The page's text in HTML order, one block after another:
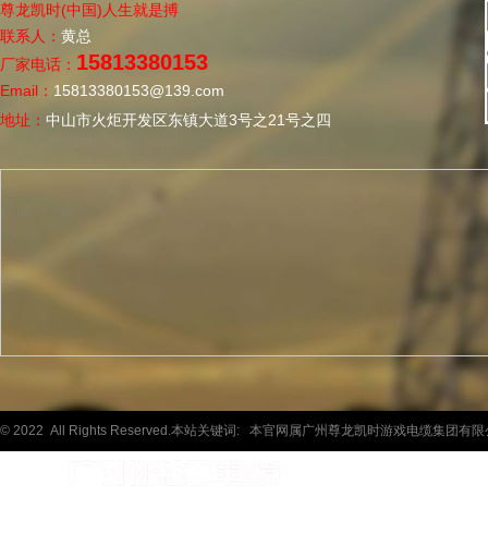
尊龙凯时(中国)人生就是搏
联系人： 黄总
厂家电话： 15813380153
Email： 15813380153@139.com
地址： 中山市火炬开发区东镇大道3号之21号之四
© 2022 All Rights Reserved.本站关键词: 本官网属广州尊龙凯时游戏电缆集团